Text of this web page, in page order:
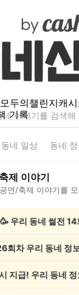
모두의챌린지캐
기록
동네 일상 동네 정
제 이야기
공연/축제 이야기를
우리 동네 썰전